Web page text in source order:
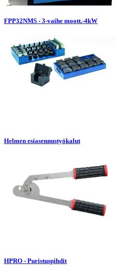
FPP32NMS - 3-vaihe moott.-4kW
Helmen esiasennustyökalut
HPRO - Puristuspihdit